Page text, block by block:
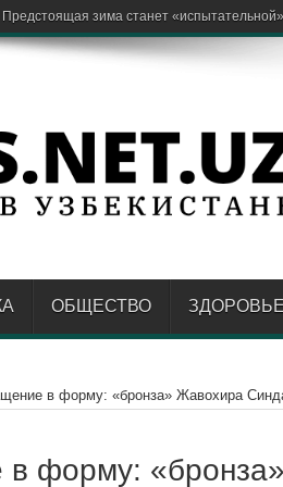
Бывший хоким Намангана Анваржон
ОБЩЕСТВО ЗДОРОВЬЕ
в форму: «бронза» Жавохира
в форму: